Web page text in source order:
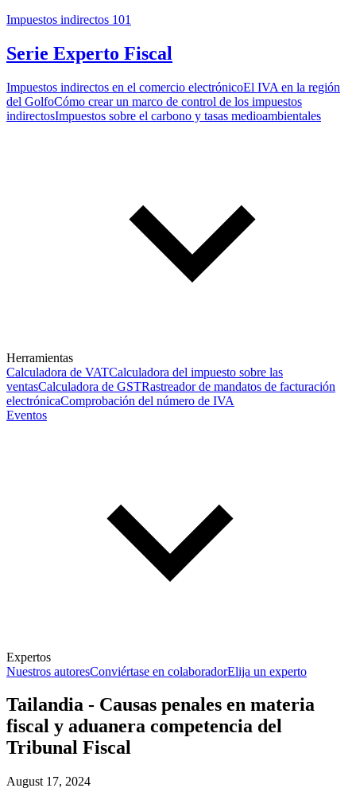
Impuestos indirectos 101
Serie Experto Fiscal
Impuestos indirectos en el comercio electrónicoEl IVA en la región
del GolfoCómo crear un marco de control de los impuestos
indirectosImpuestos sobre el carbono y tasas medioambientales
Herramientas
Calculadora de VATCalculadora del impuesto sobre las
ventasCalculadora de GSTRastreador de mandatos de facturación
electrónicaComprobación del número de IVA
Eventos
Expertos
Nuestros autoresConviértase en colaboradorElija un experto
Tailandia - Causas penales en materia
fiscal y aduanera competencia del
Tribunal Fiscal
August 17, 2024